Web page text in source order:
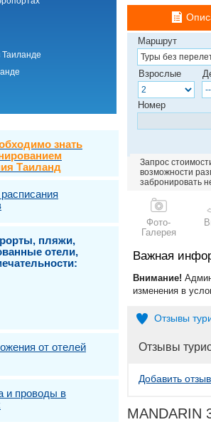
Таиланде
знать
Таиланд
пляжи,
отели,
от отелей
и проводы в
о.Пхукет.
о.Пхукет. Пляж
о.Пхукет. Пляж
о.Пхукет. Пляж
о.Пхукет. Пляж
о.Пхукет. Пляж
о.Пхукет. Пляж
о.Пхукет. Пляж
о.Пхукет. Пляж
о.Пхукет. Пляж
о.Пхукет. Пляж
о.Пхукет. Пляж
о.Самуи
о.Чанг
Маршрут
Взрослые
Номер
Запрос
возможности
забронировать
Фото-
Галерея
Важная
Внимание!
изменения в
Отзывы
Отзывы
Добавить отзыв
MANDARIN